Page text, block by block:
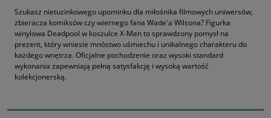
Szukasz nietuzinkowego upominku dla miłośnika filmowych uniwersów,
zbieracza komiksów czy wiernego fana Wade'a Wilsona? Figurka
winylowa Deadpool w koszulce X-Men to sprawdzony pomysł na
prezent, który wniesie mnóstwo uśmiechu i unikalnego charakteru do
każdego wnętrza. Oficjalne pochodzenie oraz wysoki standard
wykonania zapewniają pełną satysfakcję i wysoką wartość
kolekcjonerską.